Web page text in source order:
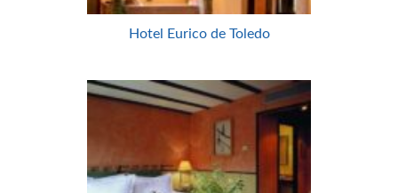
Hotel Eurico de Toledo